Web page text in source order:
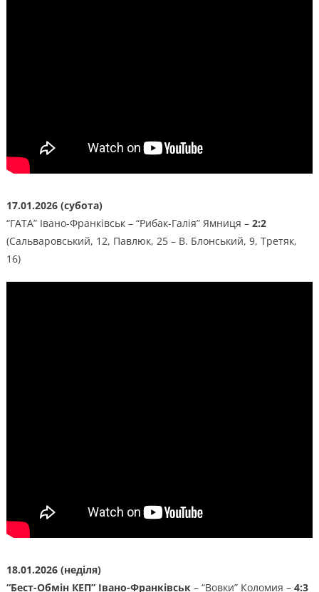
17.01.2026 (субота)
“ГАТА” Івано-Франківськ – “Рибак-Галія” Ямниця – 2:2
(Сальваровський, 12, Павлюк, 25 – В. Блонський, 9, Третяк,
16)
18.01.2026 (неділя)
“Бест-Обмін КЕП” Івано-Франківськ – “Вовки” Коломия – 4:3